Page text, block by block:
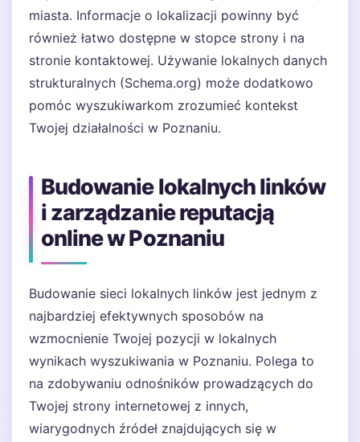
miasta. Informacje o lokalizacji powinny być
również łatwo dostępne w stopce strony i na
stronie kontaktowej. Używanie lokalnych danych
strukturalnych (Schema.org) może dodatkowo
pomóc wyszukiwarkom zrozumieć kontekst
Twojej działalności w Poznaniu.
Budowanie lokalnych linków
i zarządzanie reputacją
online w Poznaniu
Budowanie sieci lokalnych linków jest jednym z
najbardziej efektywnych sposobów na
wzmocnienie Twojej pozycji w lokalnych
wynikach wyszukiwania w Poznaniu. Polega to
na zdobywaniu odnośników prowadzących do
Twojej strony internetowej z innych,
wiarygodnych źródeł znajdujących się w